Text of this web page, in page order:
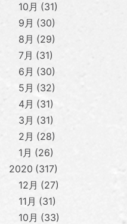
10月
31
9月
30
8月
29
7月
31
6月
30
5月
32
4月
31
3月
31
2月
28
1月
26
2020 317
12月
27
11月
31
10月
33